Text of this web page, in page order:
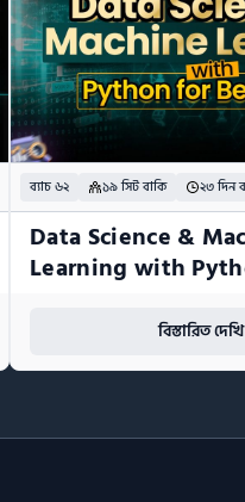
ব্যাচ ৬২ ১৯ সিট বাকি ২৩ দিন
Data Science &
Learning with
বিস্তারিত দেখি